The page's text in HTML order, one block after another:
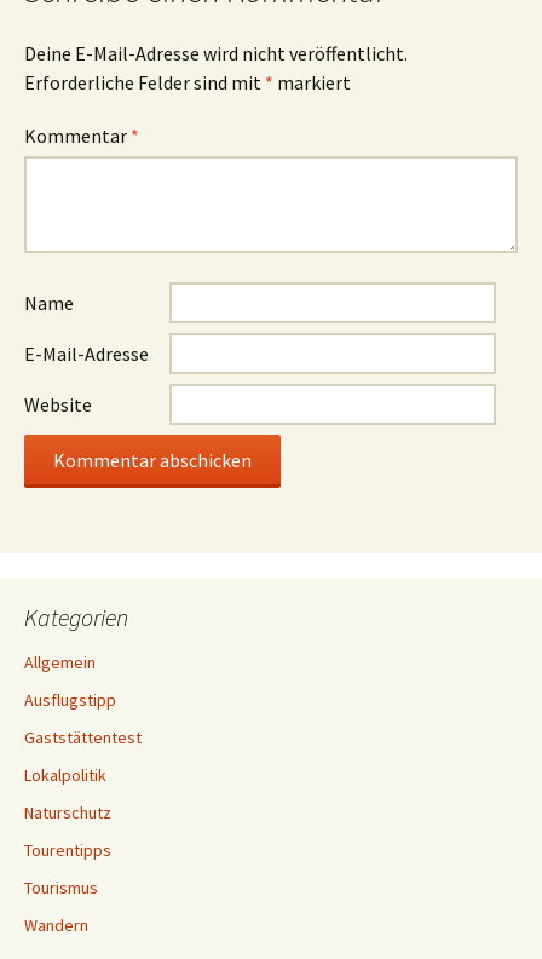
Deine E-Mail-Adresse wird nicht veröffentlicht.
Erforderliche Felder sind mit * markiert
Kommentar *
Name
E-Mail-Adresse
Website
Kategorien
Allgemein
Ausflugstipp
Gaststättentest
Lokalpolitik
Naturschutz
Tourentipps
Tourismus
Wandern